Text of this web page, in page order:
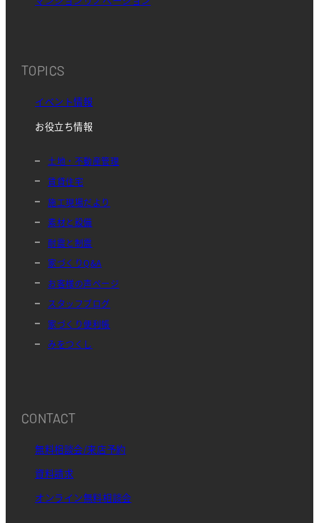
TOPICS
イベント情報
お役立ち情報
土地・不動産管理
賃貸住宅
施工現場だより
素材と設備
耐震と制震
家づくりQ&A
お客様の声ページ
スタッフブログ
家づくり便利帳
みをつくし
CONTACT
無料相談会/来店予約
資料請求
オンライン無料相談会